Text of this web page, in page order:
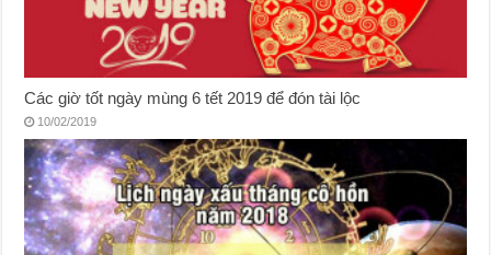
Các giờ tốt ngày mùng 6 tết 2019 để đón tài lộc
10/02/2019